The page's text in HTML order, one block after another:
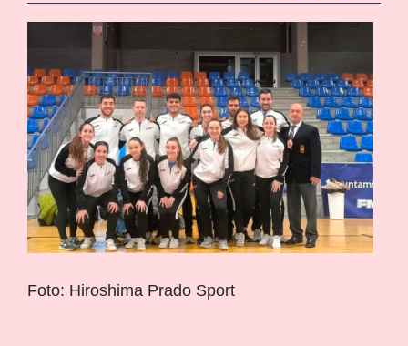
Foto: Hiroshima Prado Sport